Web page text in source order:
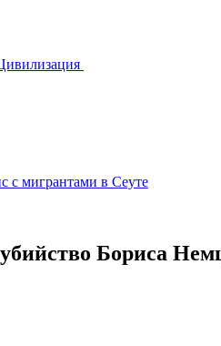
с мигрантами в Сеуте
Бориса